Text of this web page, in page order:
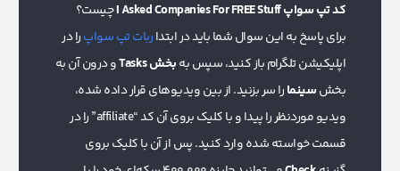
کد تپ سواپ I Asked Companies For FREE Stuff
چیست؟
برای پاسخ به این سوال شما باید در ابتداربات تپ سواپرا در
اپلیکیشن تلگرام باز کنید، سپس بهبخش Tasks
و درون آن به
بخشسینمارا سر بزنید. از بین ویدیوهای قرار داده شده،
ویدیو موردنظر را پیدا و با کلیک بروی آن کد “affiliate” را در
قسمت خواسته شده وارد کنید. پس از آن با کلیک بروی